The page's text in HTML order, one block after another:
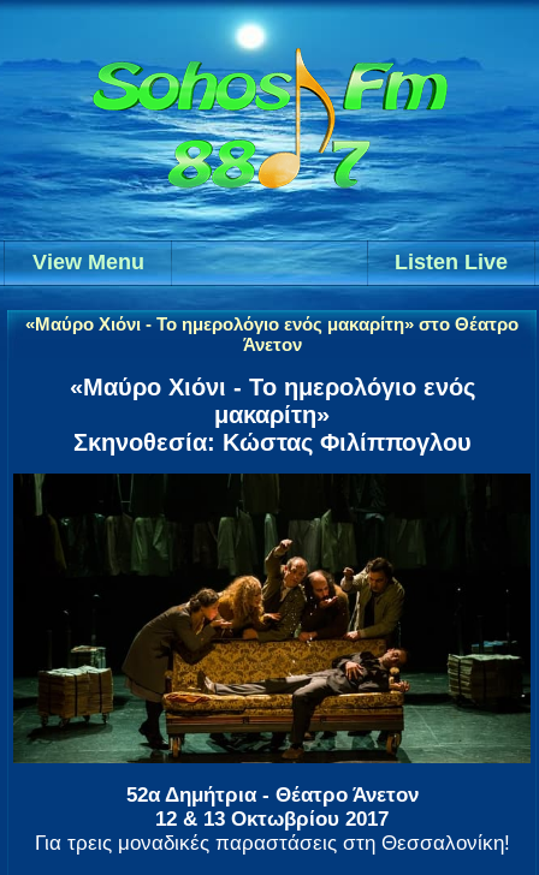
Listen Live
View Menu
«Μαύρο Χιόνι - Το ημερολόγιο ενός μακαρίτη» στο Θέατρο
Άνετον
«Μαύρο Χιόνι - Το ημερολόγιο ενός
μακαρίτη»
Σκηνοθεσία: Κώστας Φιλίππογλου
52α Δημήτρια - Θέατρο Άνετον
12 & 13 Οκτωβρίου 2017
Για τρεις μοναδικές παραστάσεις στη Θεσσαλονίκη!